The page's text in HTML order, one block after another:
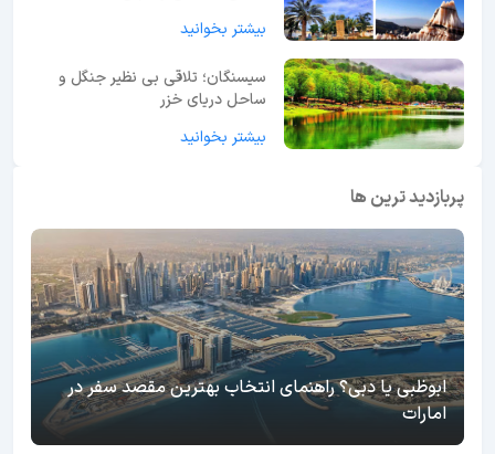
بیشتر بخوانید
سیسنگان؛ تلاقی بی نظیر جنگل و
ساحل دریای خزر
بیشتر بخوانید
پربازدید ترین ها
ابوظبی یا دبی؟ راهنمای انتخاب بهترین مقصد سفر در
امارات